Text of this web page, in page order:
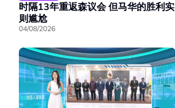
时隔13年重返森议会 但马华的胜利实
则尴尬
04/08/2026